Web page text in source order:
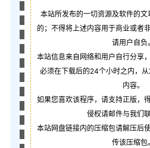
本站所发布的一切资源及软件的文
的；不得将上述内容用于商业或者
请用户自负。
本站信息来自网络和用户自行分享
必须在下载后的24个小时之内，
内容。
如果您喜欢该程序，请支持正版，
侵权请邮件与我们联
本站网盘链接内的压缩包请解压后
传该压缩包。